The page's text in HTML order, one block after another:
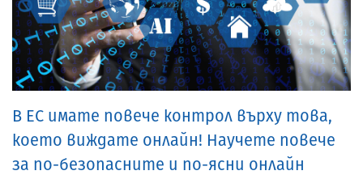
В ЕС имате повече контрол върху това,
което виждате онлайн! Научете повече
за по-безопасните и по-ясни онлайн